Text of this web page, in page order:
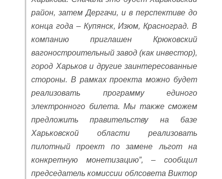
район, затем Дергачи, и в перспективе до
конца года – Купянск, Изюм, Красноград. В
компанию приглашен Крюковский
вагоностроительный завод (как инвестор),
город Харьков и другие заинтересованные
стороны. В рамках проекта можно будет
реализовать программу единого
электронного билета. Мы также сможем
предложить правительству на базе
Харьковской области реализовать
пилотный проект по замене льгот на
конкретную монетизацию”, – сообщил
председатель комиссии облсовета Виктор